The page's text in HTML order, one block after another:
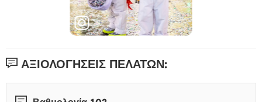
ΑΞΙΟΛΟΓΉΣΕΙΣ ΠΕΛΑΤΏΝ: